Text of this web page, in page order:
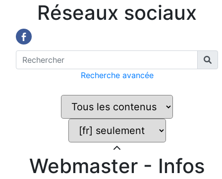
Réseaux sociaux
Recherche avancée
Webmaster - Infos